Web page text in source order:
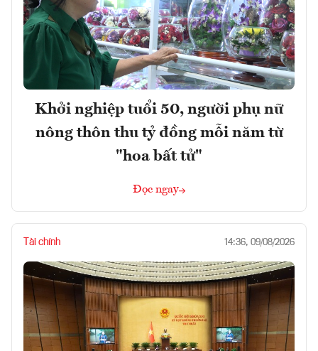
Khởi nghiệp tuổi 50, người phụ nữ
nông thôn thu tỷ đồng mỗi năm từ
"hoa bất tử"
Đọc ngay
Tài chính 14:36, 09/08/2026